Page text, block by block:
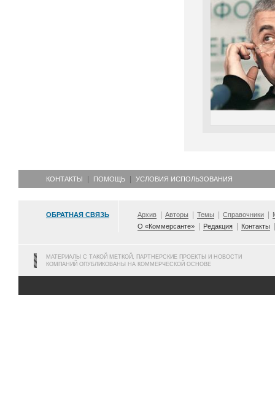
КОНТАКТЫ ПОМОЩЬ УСЛОВИЯ ИСПОЛЬЗОВАНИЯ
ОБРАТНАЯ СВЯЗЬ Архив Авторы Темы Справочники
О «Коммерсанте»
Редакция Контакты
МАТЕРИАЛЫ С ТАКОЙ МЕТКОЙ, ПАРТНЕРСКИЕ ПРОЕКТЫ И НОВОСТИ
КОМПАНИЙ ОПУБЛИКОВАНЫ НА КОММЕРЧЕСКОЙ ОСНОВЕ